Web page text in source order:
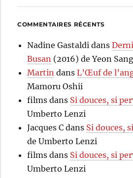
COMMENTAIRES RÉCENTS
Nadine Gastaldi dans
Busan (2016) de Yeon
Martin dansL’Œuf de
Mamoru Oshii
films dans Si douces, si
Umberto Lenzi
Jacques C dans Si douces,
de Umberto Lenzi
films dans Si douces, si
Umberto Lenzi